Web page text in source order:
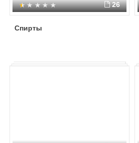
26
Спирты